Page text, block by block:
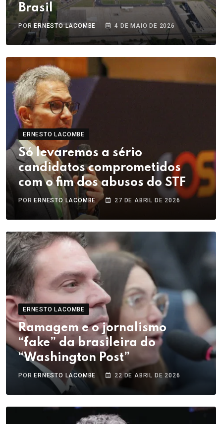
Brasil
PORERNESTO LACOMBE 4 DE MAIO DE 2026
ERNESTO LACOMBE
Só levaremos a sério
candidatos comprometidos
com o fim dos abusos do STF
POR ERNESTO LACOMBE 27 DE ABRIL DE 2026
ERNESTO LACOMBE
Ramagem e o jornalismo
“fake” da brasileira do
“Washington Post”
POR ERNESTO LACOMBE 22 DE ABRIL DE 2026